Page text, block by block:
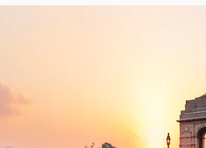
de
Gerador de vídeos
Documentação
Atendimento
condições